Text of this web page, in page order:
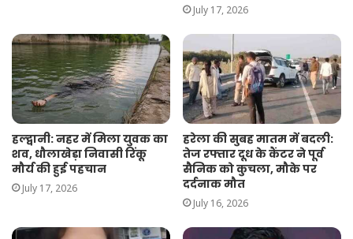
July 17, 2026
हल्द्वानी: नहर में मिला युवक का
शव, धौलाखेड़ा निवासी रिंकू
मौर्य की हुई पहचान
July 17, 2026
हरेला की सुबह मातम में बदली:
तेज रफ्तार दूध के कैंटर ने पूर्व
सैनिक को कुचला, मौके पर
दर्दनाक मौत
July 16, 2026